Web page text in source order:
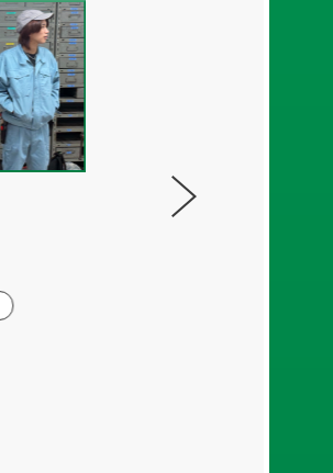
安生健一氏による特別講義
2026/07/14